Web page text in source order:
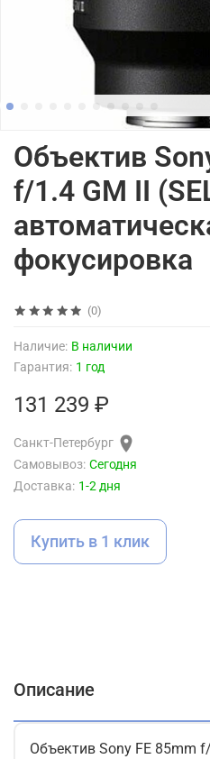
(0)
Наличие: В наличии
Гарантия: 1 год
Объектив
f/1.4 GM II
фокусировка
131 239 ₽
Санкт-Петербург
Самовывоз: Сегодня
Доставка: 1-2 дня
Купить в 1 клик
Описание
Объектив Sony FE 85mm